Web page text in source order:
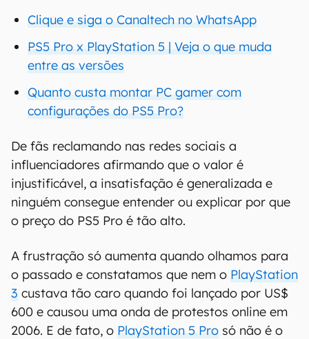
Clique e siga o Canaltech no WhatsApp
PS5 Pro x PlayStation 5 | Veja o que muda
entre as versões
Quanto custa montar PC gamer com
configurações do PS5 Pro?
De fãs reclamando nas redes sociais a
influenciadores afirmando que o valor é
injustificável, a insatisfação é generalizada e
ninguém consegue entender ou explicar por que
o preço do PS5 Pro é tão alto.
A frustração só aumenta quando olhamos para
o passado e constatamos que nem o PlayStation
3 custava tão caro quando foi lançado por US$
600 e causou uma onda de protestos online em
2006. E de fato, o PlayStation 5 Pro só não é o